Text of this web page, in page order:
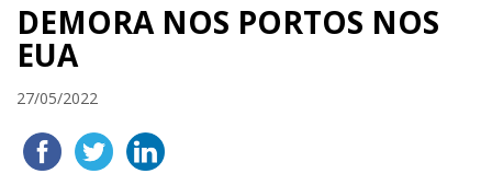
DEMORA NOS PORTOS NOS
EUA
27/05/2022